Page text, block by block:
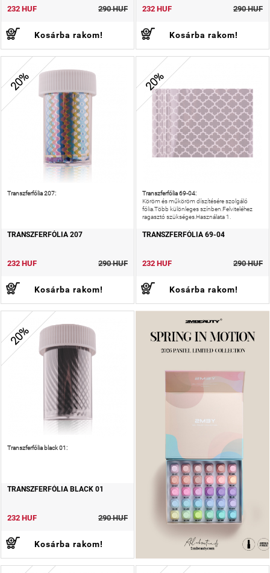
232 HUF 290 HUF
Kosárba rakom!
232 HUF 290 HUF
Kosárba rakom!
20%
Transzferfólia 207:
TRANSZFERFÓLIA 207
232 HUF 290 HUF
Kosárba rakom!
20%
Transzferfólia 69-04:
Köröm és műköröm díszítésére szolgáló
fólia.Több különleges színben.Felviteléhez
ragasztó szükséges.Használata 1.
TRANSZFERFÓLIA 69-04
232 HUF 290 HUF
Kosárba rakom!
20%
Transzferfólia black 01:
TRANSZFERFÓLIA BLACK 01
232 HUF 290 HUF
Kosárba rakom!